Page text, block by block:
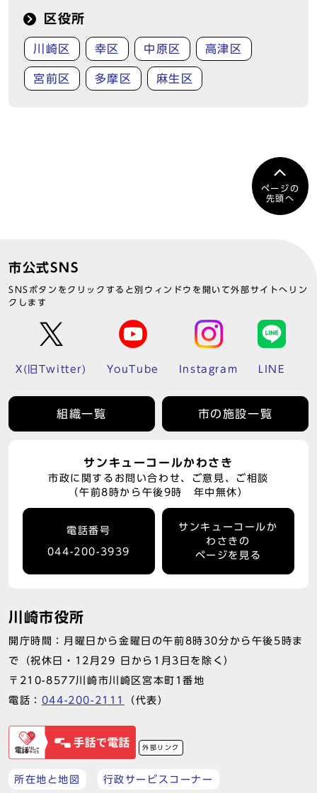
区役所
川崎区 幸区 中原区 高津区
宮前区 多摩区 麻生区
ページの
先頭へ
市公式SNS
SNSボタンをクリックすると別ウィンドウを開いて外部サイトへリン
クします
X(旧Twitter) YouTube Instagram LINE
組織一覧 市の施設一覧
サンキューコールかわさき
市政に関するお問い合わせ、ご意見、ご相談
（午前8時から午後9時 年中無休）
電話番号
044-200-3939
サンキューコールか
わさきの
ページを見る
川崎市役所
開庁時間：月曜日から金曜日の午前8時30分から午後5時ま
で（祝休日・12月29 日から1月3日を除く）
〒210-8577川崎市川崎区宮本町1番地
電話： 044-200-2111 （代表）
外部リンク
所在地と地図 行政サービスコーナー